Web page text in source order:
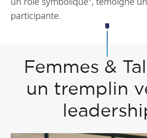
participante.
Femmes &
un tremplin